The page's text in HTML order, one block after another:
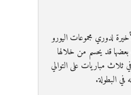
لدوري مجموعات اليورو
قد يحسم من خلالها
ثلاث مباريات على التوالي
البطولة.